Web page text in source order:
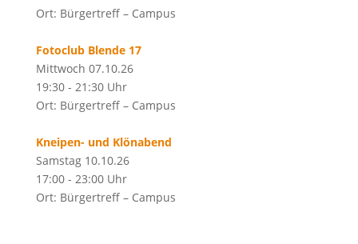
Ort: Bürgertreff – Campus
Fotoclub Blende 17
Mittwoch 07.10.26
19:30 - 21:30 Uhr
Ort: Bürgertreff – Campus
Kneipen- und Klönabend
Samstag 10.10.26
17:00 - 23:00 Uhr
Ort: Bürgertreff – Campus